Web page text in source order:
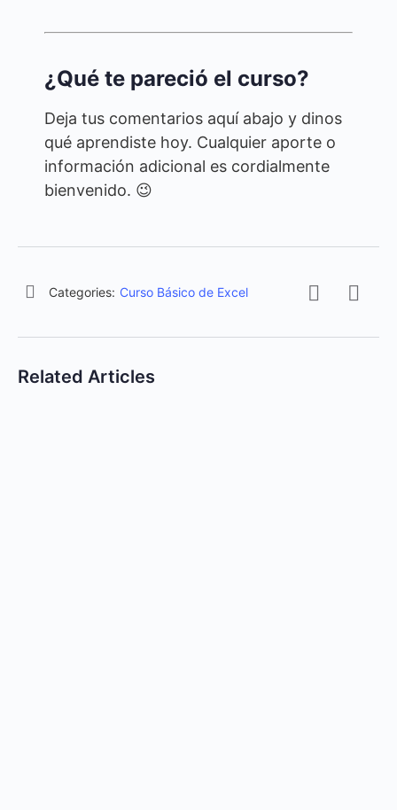
¿Qué te pareció el curso?
Deja tus comentarios aquí abajo y dinos
qué aprendiste hoy. Cualquier aporte o
información adicional es cordialmente
bienvenido. 😉
Categories: Curso Básico de Excel
Related Articles